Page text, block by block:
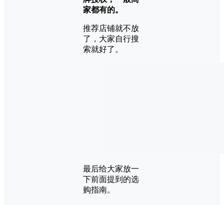
家都有的。
推荐店铺就不放
了，大家自行搜
索就好了。
最后给大家放一
下前面提到的选
购指南。